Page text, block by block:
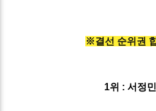
※결선 순위권
1위 : 서정